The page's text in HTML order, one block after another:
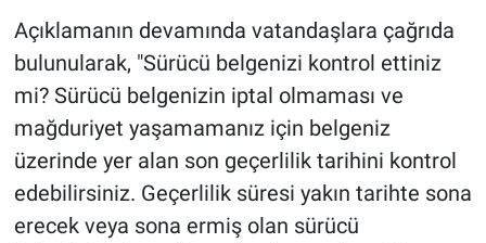
Açıklamanın devamında vatandaşlara çağrıda
bulunularak, "Sürücü belgenizi kontrol ettiniz
mi? Sürücü belgenizin iptal olmaması ve
mağduriyet yaşamamanız için belgeniz
üzerinde yer alan son geçerlilik tarihini kontrol
edebilirsiniz. Geçerlilik süresi yakın tarihte sona
erecek veya sona ermiş olan sürücü